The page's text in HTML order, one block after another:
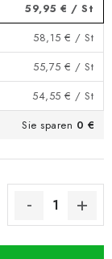
59,95 € / St
58,15 € / St
55,75 € / St
54,55 € / St
Sie sparen 0 €